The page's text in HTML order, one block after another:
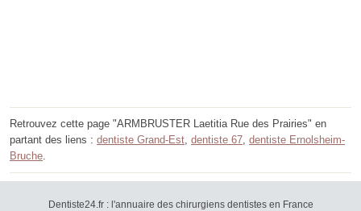
Retrouvez cette page "ARMBRUSTER Laetitia Rue des Prairies" en
partant des liens : dentiste Grand-Est, dentiste 67, dentiste Ernolsheim-
Bruche.
Dentiste24.fr : l'annuaire des chirurgiens dentistes en France